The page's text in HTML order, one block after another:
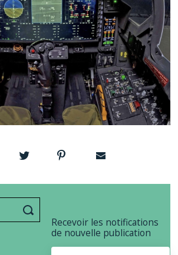
Recevoir les notifications
de nouvelle publication